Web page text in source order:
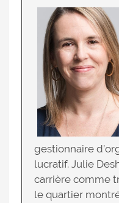
gestionnaire
lucratif. Julie
carrière comme
le quartier